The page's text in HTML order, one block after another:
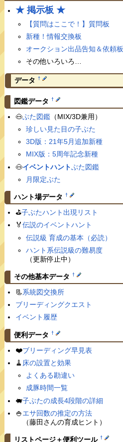
★ 掲示板 ★
【質問はここで！】質問板
新種！情報交換板
オークション出品告知＆依頼板
その他いろいろ…
データ †
図鑑データ †
🐽ぶた図鑑（MIX/3D兼用）
珍しい見た目の子ぶた
3D版：21年5月追加新種
MIX版：5周年記念新種
🐽イベントハントぶた図鑑
月限定ぶた
ハント場データ †
⛳️子ぶたハント出現リスト
🏅伝説のイベントハント
伝説級 育成の基本（必読）
ハント系伝説級の難易度
（更新停止中）
その他基本データ †
📃系統図交換所
ブリーディングクエスト
イベント履歴
便利データ †
❤️ブリーディング早見表
🧹 床の設置と効果
よくある勘違い
成豚時間一覧
🐖子ぶたの成長4段階の詳細
🍚エサ回数の推定の方法
（藤田さんの育成ヒント）
リストページ＋便利ツール †